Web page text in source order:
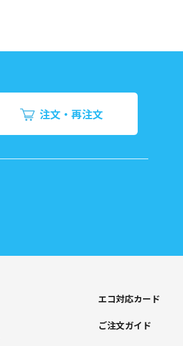
注文・再注文
エコ対応カード
ご注文ガイド